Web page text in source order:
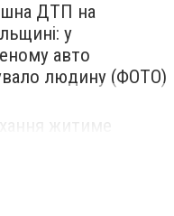
ДТП на
у
авто
людину (ФОТО)
житиме